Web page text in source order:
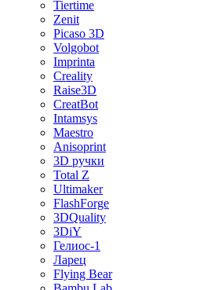
Tiertime
Zenit
Picaso 3D
Volgobot
Imprinta
Creality
Raise3D
CreatBot
Intamsys
Maestro
Anisoprint
3D ручки
Total Z
Ultimaker
FlashForge
3DQuality
3DiY
Гелиос-1
Ларец
Flying Bear